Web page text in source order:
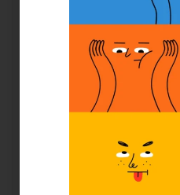
Casuística
Estudo de Caso
Um caso emblemático
consultórios
ocupacional no
Transtorno de Déficit